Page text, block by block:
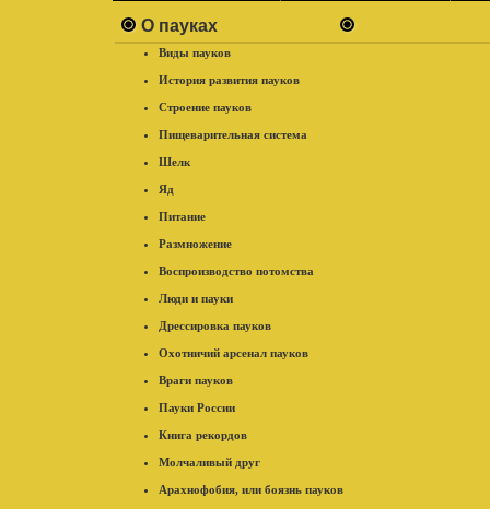
О пауках
Виды пауков
История развития пауков
Строение пауков
Пищеварительная система
Шелк
Яд
Питание
Размножение
Воспроизводство потомства
Люди и пауки
Дрессировка пауков
Охотничий арсенал пауков
Враги пауков
Пауки России
Книга рекордов
Молчаливый друг
Арахнофобия, или боязнь пауков